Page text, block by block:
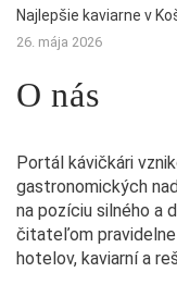
Najlepšie kaviarne v
26. mája 2026
O nás
Portál kávičkári
gastronomických
na pozíciu silného a
čitateľom pravidelne
hotelov, kaviarní a